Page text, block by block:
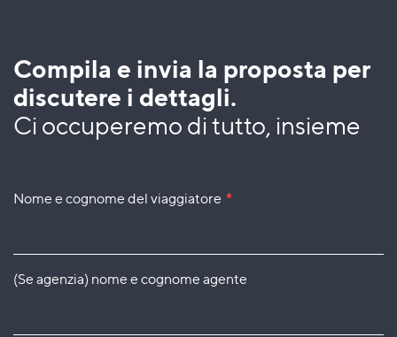
Compila e invia la proposta per
discutere i dettagli.
Ci occuperemo di tutto, insieme
Nome e cognome del viaggiatore *
(Se agenzia) nome e cognome agente